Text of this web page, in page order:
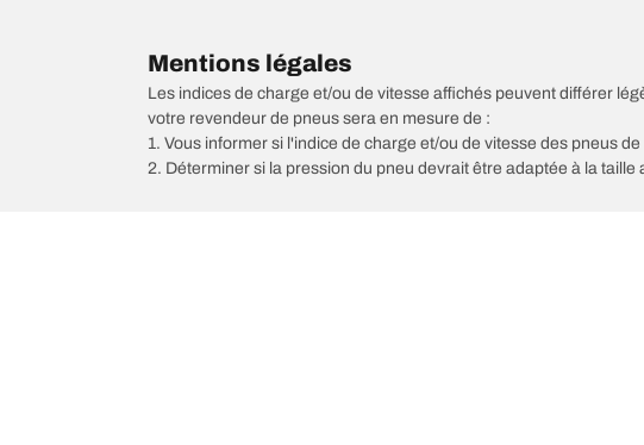
Mentions légales
Les indices de charge et/ou de vitesse affichés peuvent différer
votre revendeur de pneus sera en mesure de :
1. Vous informer si l'indice de charge et/ou de vitesse des pneus
2. Déterminer si la pression du pneu devrait être adaptée à la taille